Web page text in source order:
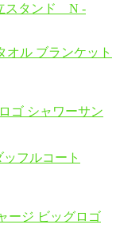
スタンド N -
オル ブランケット
ゴ シャワーサン
フルコート
ージ ビッグロゴ